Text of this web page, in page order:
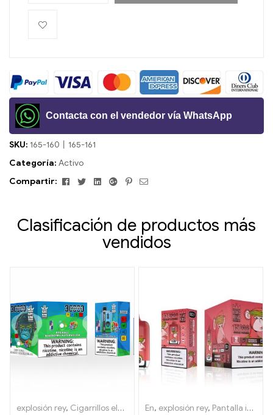
Contacta con el vendedor vía WhatsApp
SKU: 165-160 丨165-161
Categoría: Activo
Compartir:
FacebookGorjeoLinkedInGoogle+Pinterest
Correo
Clasificación de productos más
vendidos
explosión rey, Cigarrillos electrónicos desechables ,Cigarrillos
En, explosión rey, Pantalla inteligente Bang King 15000 Soplo